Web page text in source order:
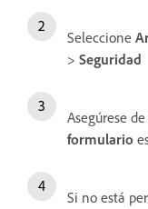
Seleccione
> Seguridad
Asegúrese
formulario
Si no está